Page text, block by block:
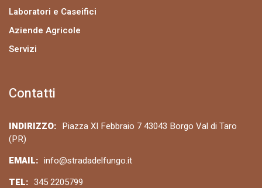
Laboratori e Caseifici
Aziende Agricole
Servizi
Contatti
INDIRIZZO: Piazza XI Febbraio 7 43043 Borgo Val di Taro
(PR)
EMAIL: info@stradadelfungo.it
TEL: 345 2205799